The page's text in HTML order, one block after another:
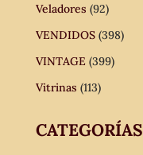
Veladores (92)
VENDIDOS (398)
VINTAGE (399)
Vitrinas (113)